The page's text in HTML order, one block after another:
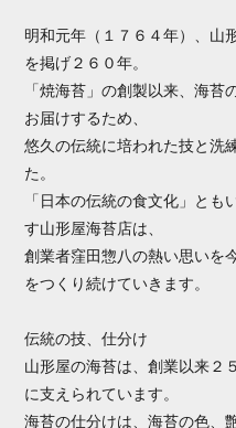
明和元年（１７６４年）、山
を掲げ２６０年。
「焼海苔」の創製以来、海
お届けするため、
悠久の伝統に培われた技と洗
た。
「日本の伝統の食文化」と
す山形屋海苔店は、
創業者窪田惣八の熱い思いを
をつくり続けていきます。
伝統の技、仕分け
山形屋の海苔は、創業以来２
に支えられています。
海苔の仕分けは、海苔の色、